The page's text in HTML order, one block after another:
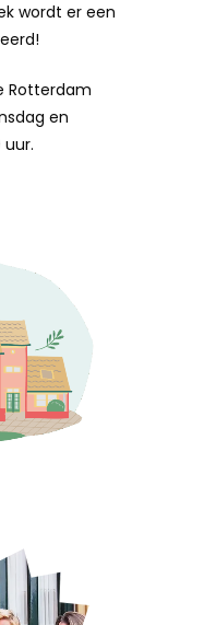
wordt er een
Rotterdam
en
uur.